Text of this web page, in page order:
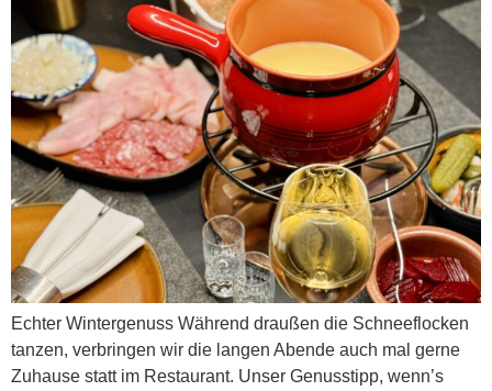
Echter Wintergenuss Während draußen die Schneeflocken
tanzen, verbringen wir die langen Abende auch mal gerne
Zuhause statt im Restaurant. Unser Genusstipp, wenn’s